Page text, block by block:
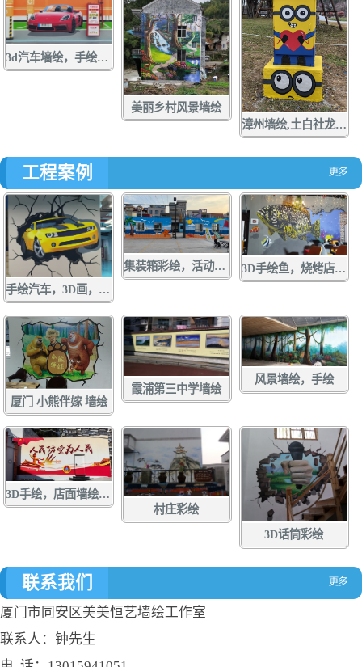
3d汽车墙绘，手绘，壁画，彩绘
美丽乡村风景墙绘
漳州墙绘,土白社龙舟文化中心墙绘，龙江游手绘，亲水营地彩绘，龙江岁月壁画,配电箱彩绘，手绘，壁画，涂鸦
工程案例
手绘汽车，3D画，墙绘，壁画，彩绘
集装箱彩绘，活动板房手绘，货箱涂鸦，墙绘，壁画 3D手绘鱼，烧烤店墙绘，店面涂鸦，立体画彩绘
厦门 小熊伴嫁 墙绘
霞浦第三中学墙绘
风景墙绘，手绘
3D手绘，店面墙绘，店面涂鸦，立体画彩绘，壁画
村庄彩绘
3D话筒彩绘
联系我们
厦门市同安区美美恒艺墙绘工作室
联系人：钟先生